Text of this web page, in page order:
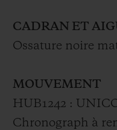
CADRAN ET
Ossature noire
MOUVEMENT
HUB1242 :
Chronograph à